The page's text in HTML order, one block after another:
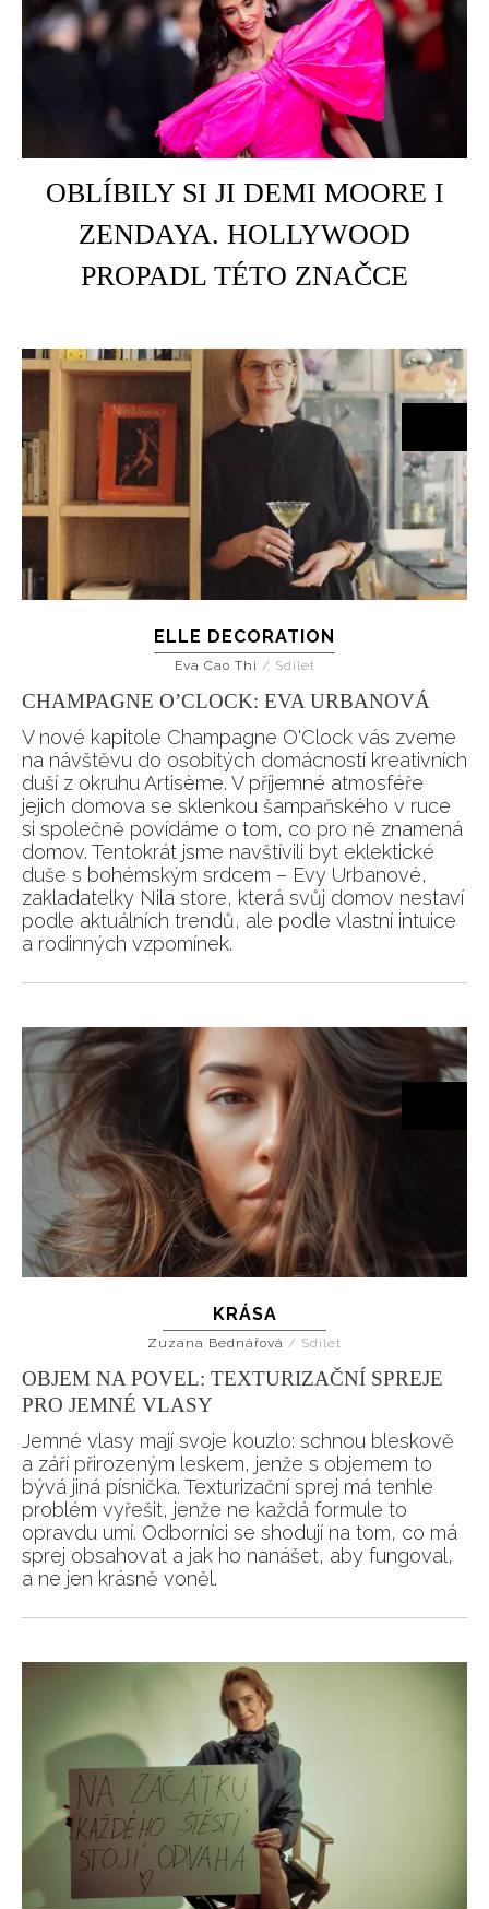
HOME
OBLÍBILY SI JI DEMI MOORE I
ZENDAYA. HOLLYWOOD
PROPADL TÉTO ZNAČCE
ELLE DECORATION
Eva Cao Thi / Sdílet
CHAMPAGNE O’CLOCK: EVA URBANOVÁ
V nové kapitole Champagne O'Clock vás zveme
na návštěvu do osobitých domácností kreativních
duší z okruhu Artisème. V příjemné atmosféře
jejich domova se sklenkou šampaňského v ruce
si společně povídáme o tom, co pro ně znamená
domov. Tentokrát jsme navštívili byt eklektické
duše s bohémským srdcem – Evy Urbanové,
zakladatelky Nila store, která svůj domov nestaví
podle aktuálních trendů, ale podle vlastní intuice
a rodinných vzpomínek.
KRÁSA
Zuzana Bednářová / Sdílet
OBJEM NA POVEL: TEXTURIZAČNÍ SPREJE
PRO JEMNÉ VLASY
Jemné vlasy mají svoje kouzlo: schnou bleskově
a září přirozeným leskem, jenže s objemem to
bývá jiná písnička. Texturizační sprej má tenhle
problém vyřešit, jenže ne každá formule to
opravdu umí. Odborníci se shodují na tom, co má
sprej obsahovat a jak ho nanášet, aby fungoval,
a ne jen krásně voněl.